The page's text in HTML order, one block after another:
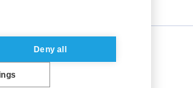
Deny all